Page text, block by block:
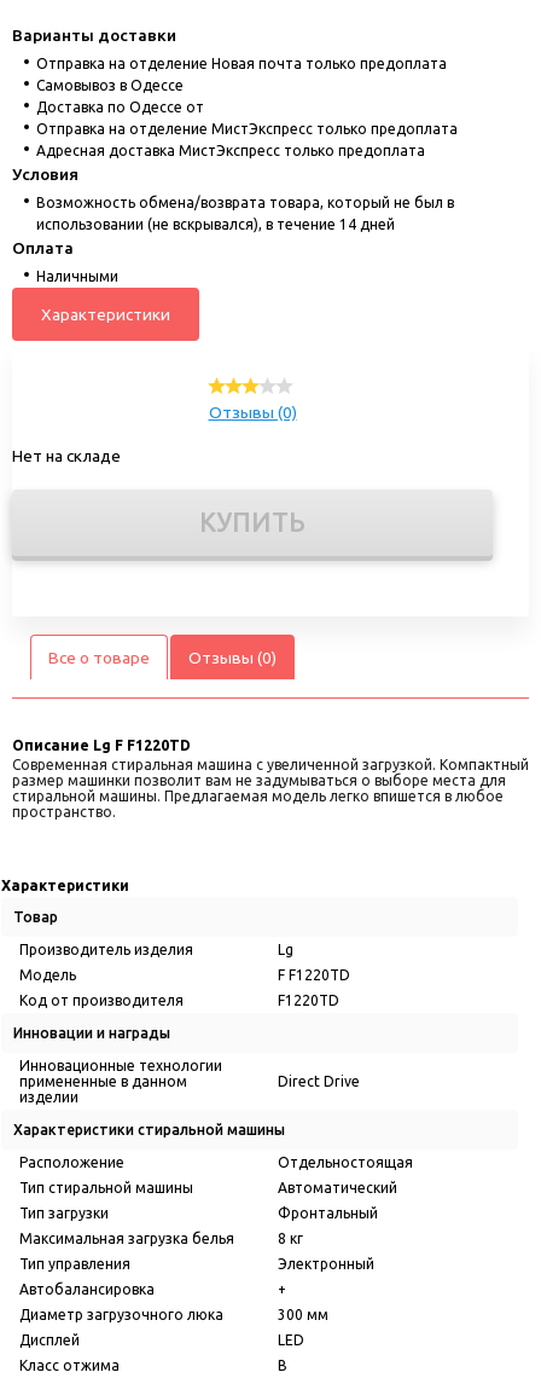
Варианты доставки
Отправка на отделение Новая почта только предоплата
Cамовывоз в Одессе
Доставка по Одессе от
Отправка на отделение МистЭкспресс только предоплата
Адресная доставка МистЭкспресс только предоплата
Условия
Возможность обмена/возврата товара, который не был в
использовании (не вскрывался), в течение 14 дней
Оплата
Наличными
Характеристики
Отзывы (0)
Нет на складе
КУПИТЬ
Все о товаре Отзывы (0)
Описание Lg F F1220TD
Современная стиральная машина с увеличенной загрузкой. Компактный
размер машинки позволит вам не задумываться о выборе места для
стиральной машины. Предлагаемая модель легко впишется в любое
пространство.
Характеристики
Товар
Производитель изделия
Lg
Модель
F F1220TD
Код от производителя
F1220TD
Инновации и награды
Инновационные технологии
примененные в данном
изделии
Direct Drive
Характеристики стиральной машины
Расположение
Отдельностоящая
Тип стиральной машины
Автоматический
Тип загрузки
Фронтальный
Максимальная загрузка белья
8 кг
Тип управления
Электронный
Автобалансировка
+
Диаметр загрузочного люка
300 мм
Дисплей
LED
Класс отжима
В